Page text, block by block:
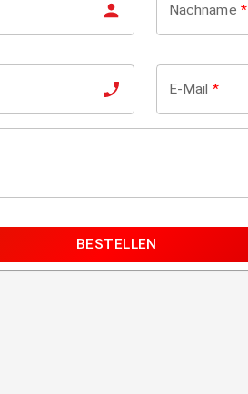
Nachname *
E-Mail *
BESTELLEN